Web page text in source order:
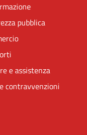
pubblica
e assistenza
contravvenzioni